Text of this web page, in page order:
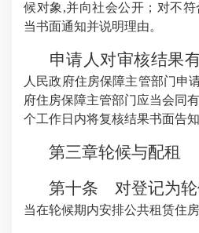
候对象,并向社会公开；对不
当书面通知并说明理由。
申请人对审核结果
人民政府住房保障主管部门申
府住房保障主管部门应当会同
个工作日内将复核结果书面告知
第三章轮候与配租
第十条 对登记为轮
当在轮候期内安排公共租赁住房